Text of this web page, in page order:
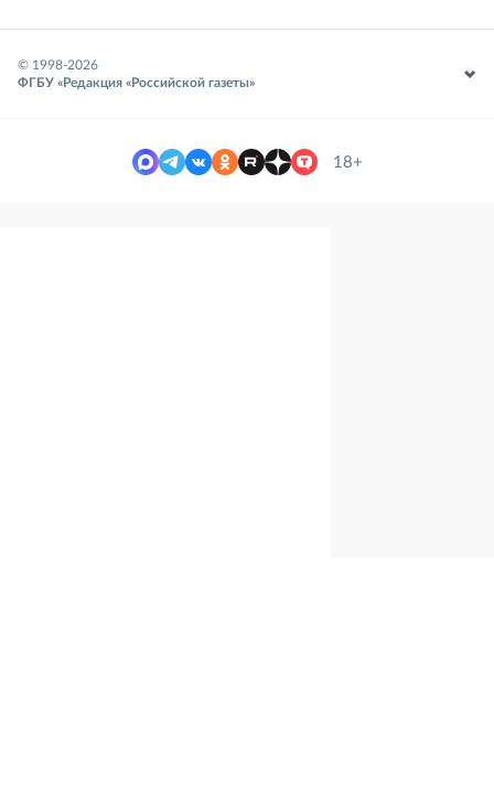
© 1998-2026
ФГБУ «Редакция «Российской газеты»
18+